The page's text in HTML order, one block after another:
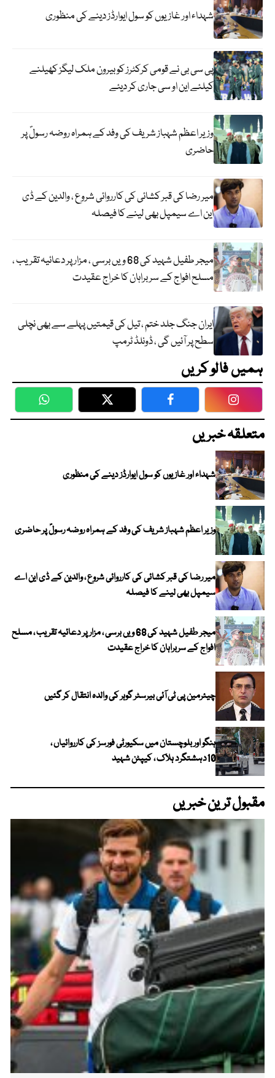
شہداء اور غازیوں کو سول ایوارڈز دینے کی منظوری
پی سی بی نے قومی کرکٹرز کو بیرون ملک لیگز کھیلنے
کیلئے این او سی جاری کر دیئے
وزیر اعظم شہباز شریف کی وفد کے ہمراہ روضہ رسولؐ پر
حاضری
میر رضا کی قبر کشائی کی کارروائی شروع ، والدین کے ڈی
این اے سیمپل بھی لینے کا فیصلہ
میجر طفیل شہید کی 68 ویں برسی ، مزار پر دعائیہ تقریب ،
مسلح افواج کے سربراہان کا خراج عقیدت
ایران جنگ جلد ختم ، تیل کی قیمتیں پہلے سے بھی نچلی
سطح پر آئیں گی ، ڈونلڈ ٹرمپ
ہمیں فالو کریں
WhatsApp Twitter Facebook
متعلقہ خبریں
شہداء اور غازیوں کو سول ایوارڈز دینے کی منظوری
وزیر اعظم شہباز شریف کی وفد کے ہمراہ روضہ رسولؐ پر حاضری
میر رضا کی قبر کشائی کی کارروائی شروع ، والدین کے ڈی این اے
سیمپل بھی لینے کا فیصلہ
میجر طفیل شہید کی 68 ویں برسی ، مزار پر دعائیہ تقریب ، مسلح
افواج کے سربراہان کا خراج عقیدت
چیئرمین پی ٹی آئی بیرسٹر گوہر کی والدہ انتقال کر گئیں
ہنگو اور بلوچستان میں سکیورٹی فورسز کی کارروائیاں ،
10دہشتگرد ہلاک ، کیپٹن شہید
مقبول ترین خبریں